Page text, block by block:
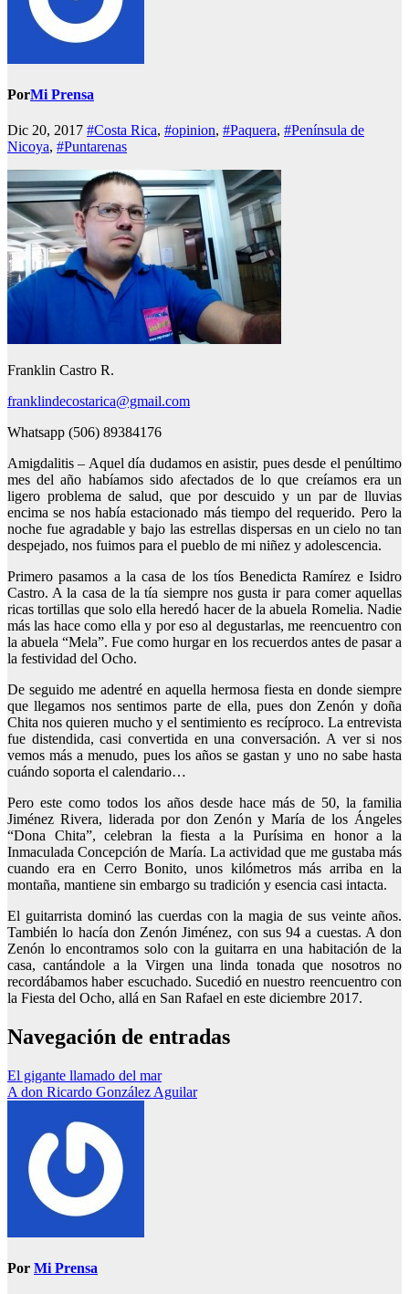
PorMi Prensa
Dic 20, 2017 #Costa Rica, #opinion, #Paquera, #Península de
Nicoya, #Puntarenas
Franklin Castro R.
franklindecostarica@gmail.com
Whatsapp (506) 89384176
Amigdalitis – Aquel día dudamos en asistir, pues desde el penúltimo
mes del año habíamos sido afectados de lo que creíamos era un
ligero problema de salud, que por descuido y un par de lluvias
encima se nos había estacionado más tiempo del requerido. Pero la
noche fue agradable y bajo las estrellas dispersas en un cielo no tan
despejado, nos fuimos para el pueblo de mi niñez y adolescencia.
Primero pasamos a la casa de los tíos Benedicta Ramírez e Isidro
Castro. A la casa de la tía siempre nos gusta ir para comer aquellas
ricas tortillas que solo ella heredó hacer de la abuela Romelia. Nadie
más las hace como ella y por eso al degustarlas, me reencuentro con
la abuela “Mela”. Fue como hurgar en los recuerdos antes de pasar a
la festividad del Ocho.
De seguido me adentré en aquella hermosa fiesta en donde siempre
que llegamos nos sentimos parte de ella, pues don Zenón y doña
Chita nos quieren mucho y el sentimiento es recíproco. La entrevista
fue distendida, casi convertida en una conversación. A ver si nos
vemos más a menudo, pues los años se gastan y uno no sabe hasta
cuándo soporta el calendario…
Pero este como todos los años desde hace más de 50, la familia
Jiménez Rivera, liderada por don Zenón y María de los Ángeles
“Dona Chita”, celebran la fiesta a la Purísima en honor a la
Inmaculada Concepción de María. La actividad que me gustaba más
cuando era en Cerro Bonito, unos kilómetros más arriba en la
montaña, mantiene sin embargo su tradición y esencia casi intacta.
El guitarrista dominó las cuerdas con la magia de sus veinte años.
También lo hacía don Zenón Jiménez, con sus 94 a cuestas. A don
Zenón lo encontramos solo con la guitarra en una habitación de la
casa, cantándole a la Virgen una linda tonada que nosotros no
recordábamos haber escuchado. Sucedió en nuestro reencuentro con
la Fiesta del Ocho, allá en San Rafael en este diciembre 2017.
Navegación de entradas
El gigante llamado del mar
A don Ricardo González Aguilar
Por Mi Prensa